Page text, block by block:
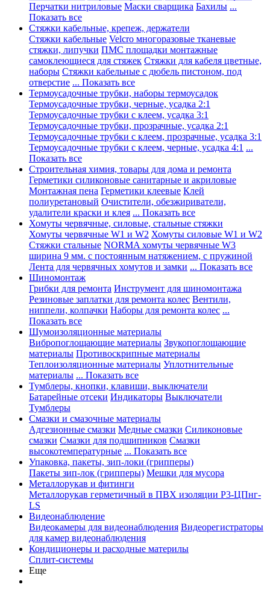
Перчатки нитриловые Маски сварщика Бахилы ...
Показать все
Стяжки кабельные, крепеж, держатели
Стяжки кабельные Velcro многоразовые тканевые
стяжки, липучки ПМС площадки монтажные
самоклеющиеся для стяжек Стяжки для кабеля цветные,
наборы Стяжки кабельные с дюбель пистоном, под
отверстие ... Показать все
Термоусадочные трубки, наборы термоусадок
Термоусадочные трубки, черные, усадка 2:1
Термоусадочные трубки с клеем, усадка 3:1
Термоусадочные трубки, прозрачные, усадка 2:1
Термоусадочные трубки с клеем, прозрачные, усадка 3:1
Термоусадочные трубки с клеем, черные, усадка 4:1 ...
Показать все
Строительная химия, товары для дома и ремонта
Герметики силиконовые санитарные и акриловые
Монтажная пена Герметики клеевые Клей
полиуретановый Очистители, обезжириватели,
удалители краски и клея ... Показать все
Хомуты червячные, силовые, стальные стяжки
Хомуты червячные W1 и W2 Хомуты силовые W1 и W2
Стяжки стальные NORMA хомуты червячные W3
ширина 9 мм. с постоянным натяжением, с пружиной
Лента для червячных хомутов и замки ... Показать все
Шиномонтаж
Грибки для ремонта Инструмент для шиномонтажа
Резиновые заплатки для ремонта колес Вентили,
ниппели, колпачки Наборы для ремонта колес ...
Показать все
Шумоизоляционные материалы
Вибропоглощающие материалы Звукопоглощающие
материалы Противоскрипные материалы
Теплоизоляционные материалы Уплотнительные
материалы ... Показать все
Тумблеры, кнопки, клавиши, выключатели
Батарейные отсеки Индикаторы Выключатели
Тумблеры
Смазки и смазочные материалы
Адгезионные смазки Медные смазки Силиконовые
смазки Смазки для подшипников Смазки
высокотемпературные ... Показать все
Упаковка, пакеты, зип-локи (грипперы)
Пакеты зип-лок (грипперы) Мешки для мусора
Металлорукав и фитинги
Металлорукав герметичный в ПВХ изоляции Р3-ЦПнг-
LS
Видеонаблюдение
Видеокамеры для видеонаблюдения Видеорегистраторы
для камер видеонаблюдения
Кондиционеры и расходные материлы
Сплит-системы
Еще